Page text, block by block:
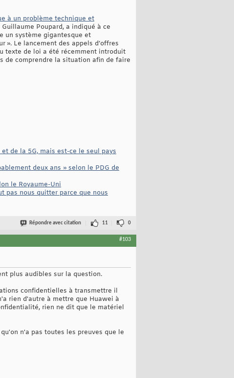
à un problème technique et
Poupard, a indiqué à ce
un système gigantesque et
Le lancement des appels d’offres
texte de loi a été récemment introduit
de comprendre la situation afin de faire
de la 5G, mais est-ce le seul pays
deux ans » selon le PDG de
le Royaume-Uni
pas nous quitter parce que nous
Répondre avec citation 11 0
#103
plus audibles sur la question.
confidentielles à transmettre il
rien d'autre à mettre que Huawei à
rien ne dit que le matériel
n'a pas toutes les preuves que le